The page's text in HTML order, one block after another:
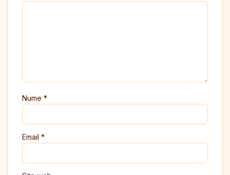
Nume *
Email *